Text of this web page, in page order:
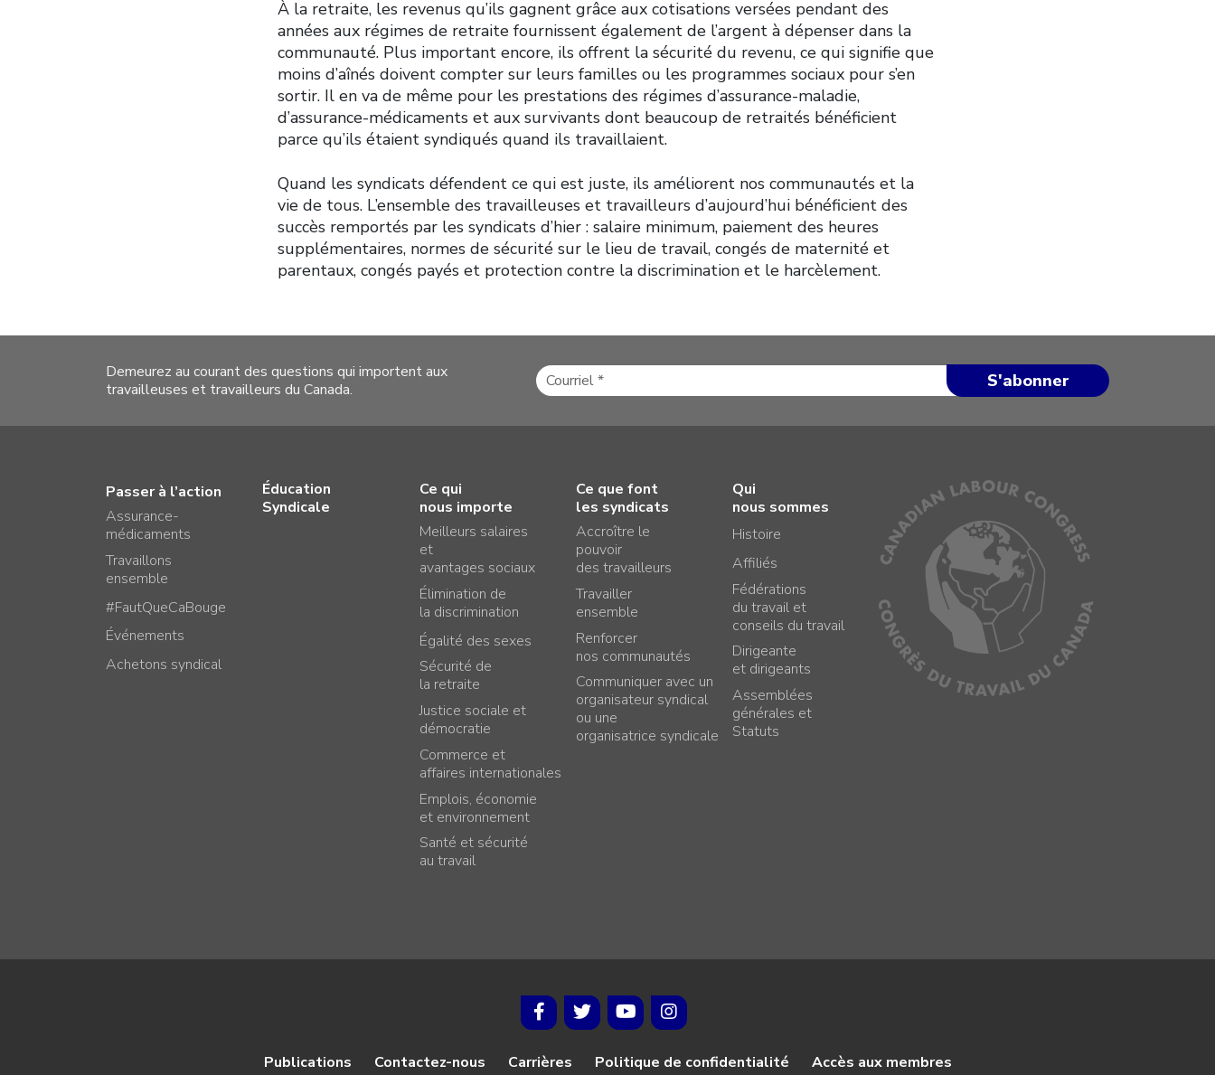
À la retraite, les revenus qu’ils gagnent grâce aux cotisations versées pendant des
années aux régimes de retraite fournissent également de l’argent à dépenser dans la
communauté. Plus important encore, ils offrent la sécurité du revenu, ce qui signifie que
moins d’aînés doivent compter sur leurs familles ou les programmes sociaux pour s’en
sortir. Il en va de même pour les prestations des régimes d’assurance-maladie,
d’assurance-médicaments et aux survivants dont beaucoup de retraités bénéficient
parce qu’ils étaient syndiqués quand ils travaillaient.
Quand les syndicats défendent ce qui est juste, ils améliorent nos communautés et la
vie de tous. L’ensemble des travailleuses et travailleurs d’aujourd’hui bénéficient des
succès remportés par les syndicats d’hier : salaire minimum, paiement des heures
supplémentaires, normes de sécurité sur le lieu de travail, congés de maternité et
parentaux, congés payés et protection contre la discrimination et le harcèlement.
Demeurez au courant des questions qui importent aux
travailleuses et travailleurs du Canada.
Passer à l’action
Assurance-
médicaments
Travaillons
ensemble
#FautQueCaBouge
Événements
Achetons syndical
Éducation
Syndicale
Ce qui
nous importe
Meilleurs salaires
et
avantages sociaux
Élimination de
la discrimination
Égalité des sexes
Sécurité de
la retraite
Justice sociale et
démocratie
Commerce et
affaires internationales
Emplois, économie
et environnement
Santé et sécurité
au travail
Ce que font
les syndicats
Accroître le
pouvoir
des travailleurs
Travailler
ensemble
Renforcer
nos communautés
Communiquer avec un
organisateur syndical
ou une
organisatrice syndicale
Qui
nous sommes
Histoire
Affiliés
Fédérations
du travail et
conseils du travail
Dirigeante
et dirigeants
Assemblées
générales et
Statuts
Publications Contactez-nous Carrières Politique de confidentialité Accès aux membres